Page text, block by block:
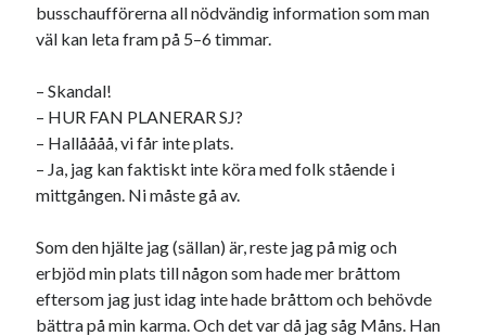
busschaufförerna all nödvändig information som man
väl kan leta fram på 5–6 timmar.
– Skandal!
– HUR FAN PLANERAR SJ?
– Hallåååå, vi får inte plats.
– Ja, jag kan faktiskt inte köra med folk stående i
mittgången. Ni måste gå av.
Som den hjälte jag (sällan) är, reste jag på mig och
erbjöd min plats till någon som hade mer bråttom
eftersom jag just idag inte hade bråttom och behövde
bättra på min karma. Och det var då jag såg Måns. Han